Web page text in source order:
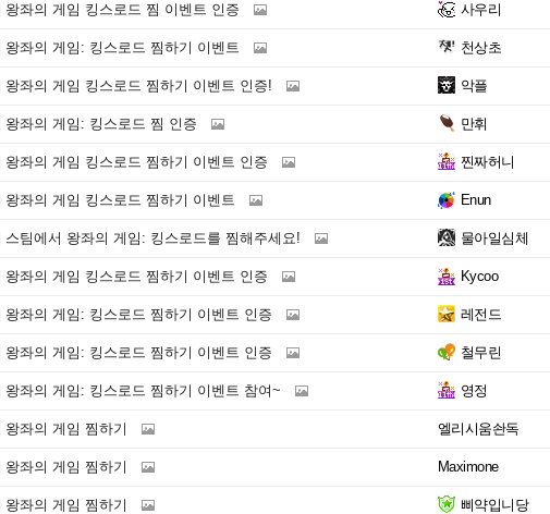
왕좌의 게임 킹스로드 찜 이벤트 인증 사우리
왕좌의 게임: 킹스로드 찜하기 이벤트 천상초
왕좌의 게임 킹스로드 찜하기 이벤트 인증! 악플
왕좌의 게임: 킹스로드 찜 인증 만휘
왕좌의 게임 킹스로드 찜하기 이벤트 인증 찐짜허니
왕좌의 게임 킹스로드 찜하기 이벤트 Enun
스팀에서 왕좌의 게임: 킹스로드를 찜해주세요! 물아일심체
왕좌의 게임 킹스로드 찜하기 이벤트 인증 Kycoo
왕좌의 게임: 킹스로드 찜하기 이벤트 인증 레전드
왕좌의 게임: 킹스로드 찜하기 이벤트 인증 철무린
왕좌의 게임: 킹스로드 찜하기 이벤트 참여~ 영정
왕좌의 게임 찜하기 엘리시움솬독
왕좌의 게임 찜하기 Maximone
왕좌의 게임 찜하기 삐약입니당